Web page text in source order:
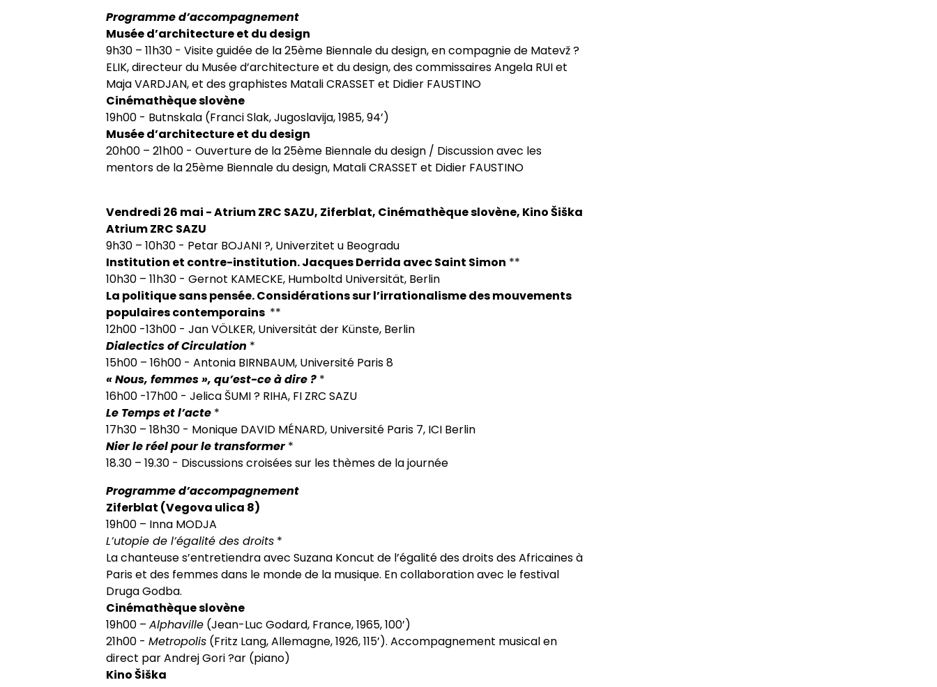
Programme d’accompagnement
Musée d’architecture et du design
9h30 – 11h30 - Visite guidée de la 25ème Biennale du design, en compagnie de Matevž ?
ELIK, directeur du Musée d’architecture et du design, des commissaires Angela RUI et
Maja VARDJAN, et des graphistes Matali CRASSET et Didier FAUSTINO
Cinémathèque slovène
19h00 - Butnskala (Franci Slak, Jugoslavija, 1985, 94’)
Musée d’architecture et du design
20h00 – 21h00 - Ouverture de la 25ème Biennale du design / Discussion avec les
mentors de la 25ème Biennale du design, Matali CRASSET et Didier FAUSTINO
Vendredi 26 mai - Atrium ZRC SAZU, Ziferblat, Cinémathèque slovène, Kino Šiška
Atrium ZRC SAZU
9h30 – 10h30 - Petar BOJANI ?, Univerzitet u Beogradu
Institution et contre-institution. Jacques Derrida avec Saint Simon **
10h30 – 11h30 - Gernot KAMECKE, Humboltd Universität, Berlin
La politique sans pensée. Considérations sur l’irrationalisme des mouvements
populaires contemporains **
12h00 -13h00 - Jan VÖLKER, Universität der Künste, Berlin
Dialectics of Circulation *
15h00 – 16h00 - Antonia BIRNBAUM, Université Paris 8
« Nous, femmes », qu’est-ce à dire ? *
16h00 -17h00 - Jelica ŠUMI ? RIHA, FI ZRC SAZU
Le Temps et l’acte *
17h30 – 18h30 - Monique DAVID MÉNARD, Université Paris 7, ICI Berlin
Nier le réel pour le transformer*
18.30 – 19.30 - Discussions croisées sur les thèmes de la journée
Programme d’accompagnement
Ziferblat (Vegova ulica 8)
19h00 – Inna MODJA
L’utopie de l’égalité des droits *
La chanteuse s’entretiendra avec Suzana Koncut de l’égalité des droits des Africaines à
Paris et des femmes dans le monde de la musique. En collaboration avec le festival
Druga Godba.
Cinémathèque slovène
19h00 – Alphaville (Jean-Luc Godard, France, 1965, 100’)
21h00 - Metropolis (Fritz Lang, Allemagne, 1926, 115’). Accompagnement musical en
direct par Andrej Gori ?ar (piano)
Kino Šiška